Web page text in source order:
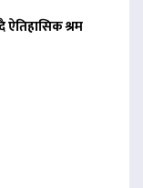
ऐतिहासिक श्रम